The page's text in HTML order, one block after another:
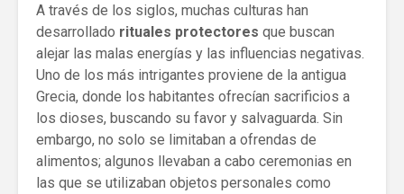
A través de los siglos, muchas culturas han
desarrollado rituales protectores que buscan
alejar las malas energías y las influencias negativas.
Uno de los más intrigantes proviene de la antigua
Grecia, donde los habitantes ofrecían sacrificios a
los dioses, buscando su favor y salvaguarda. Sin
embargo, no solo se limitaban a ofrendas de
alimentos; algunos llevaban a cabo ceremonias en
las que se utilizaban objetos personales como